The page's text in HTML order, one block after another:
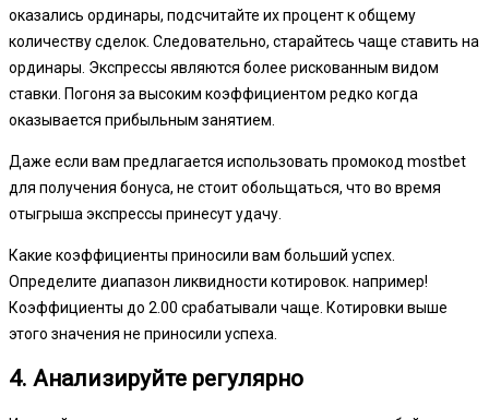
оказались ординары, подсчитайте их процент к общему
количеству сделок. Следовательно, старайтесь чаще ставить на
ординары. Экспрессы являются более рискованным видом
ставки. Погоня за высоким коэффициентом редко когда
оказывается прибыльным занятием.
Даже если вам предлагается использовать промокод mostbet
для получения бонуса, не стоит обольщаться, что во время
отыгрыша экспрессы принесут удачу.
Какие коэффициенты приносили вам больший успех.
Определите диапазон ликвидности котировок. например!
Коэффициенты до 2.00 срабатывали чаще. Котировки выше
этого значения не приносили успеха.
4. Анализируйте регулярно